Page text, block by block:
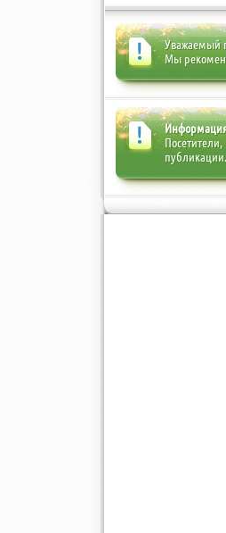
Уважаемый
Мы
публикации.